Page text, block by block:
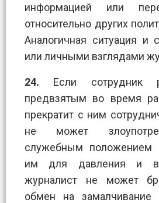
информацией или
относительно других
Аналогичная ситуация и
или личными взглядами
24. Если сотрудник
предвзятым во время
прекратит с ним
не может
служебным положением
им для давления и
журналист не может
обмен на замалчивание